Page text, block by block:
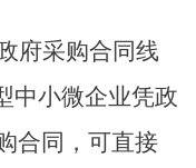
府采购合同线
中小微企业凭政
合同，可直接